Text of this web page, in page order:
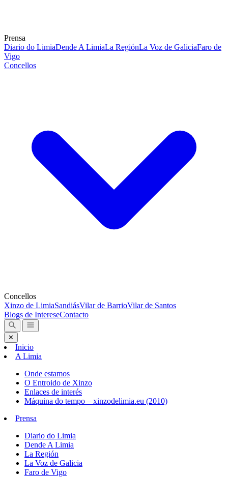
Prensa
Diario do LimiaDende A LimiaLa RegiónLa Voz de GaliciaFaro de
Vigo
Concellos
Concellos
Xinzo de LimiaSandiásVilar de BarrioVilar de Santos
Blogs de IntereseContacto
✕
Inicio
A Limia
Onde estamos
O Entroido de Xinzo
Enlaces de interés
Máquina do tempo – xinzodelimia.eu (2010)
Prensa
Diario do Limia
Dende A Limia
La Región
La Voz de Galicia
Faro de Vigo